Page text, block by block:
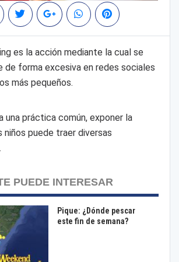
es la acción mediante la cual se
de forma excesiva en redes sociales
más pequeños.
una práctica común, exponer la
niños puede traer diversas
PUEDE INTERESAR
Pique: ¿Dónde pescar
este fin de semana?